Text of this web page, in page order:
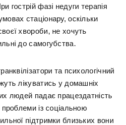
гострій фазі недуги терапія
стаціонару, оскільки
хвороби, не хочуть
до самогубства.
та психологічний
лікуватись у домашніх
людей падає працездатність
проблеми із соціальною
підтримки близьких вони